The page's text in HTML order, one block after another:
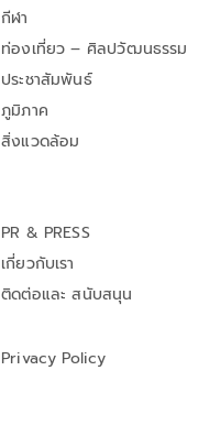
กีฬา
ท่องเที่ยว – ศิลปวัฒนธรรม
ประชาสัมพันธ์
ภูมิภาค
สิ่งแวดล้อม
PR & PRESS
เกี่ยวกับเรา
ติดต่อและ สนับสนุน
Privacy Policy